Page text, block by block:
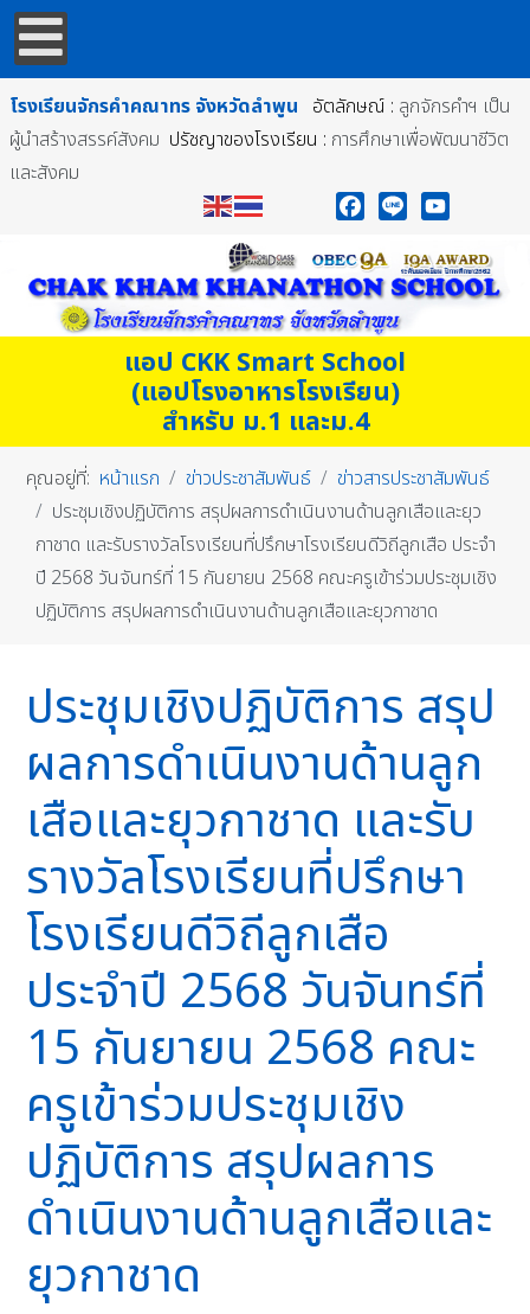
โรงเรียนจักรคำคณาทร จังหวัดลำพูน อัตลักษณ์ : ลูกจักรคำฯ เป็น
ผู้นำสร้างสรรค์สังคม ปรัชญาของโรงเรียน : การศึกษาเพื่อพัฒนาชีวิต
และสังคม
แอป CKK Smart School
(แอปโรงอาหารโรงเรียน)
สำหรับ ม.1 และม.4
คุณอยู่ที่: หน้าแรก ข่าวประชาสัมพันธ์
ข่าวสารประชาสัมพันธ์
ประชุมเชิงปฏิบัติการ สรุปผลการดำเนินงานด้านลูกเสือและยุว
กาชาด และรับรางวัลโรงเรียนที่ปรึกษาโรงเรียนดีวิถีลูกเสือ ประจำ
ปี 2568 วันจันทร์ที่ 15 กันยายน 2568 คณะครูเข้าร่วมประชุมเชิง
ปฏิบัติการ สรุปผลการดำเนินงานด้านลูกเสือและยุวกาชาด
ประชุมเชิงปฏิบัติการ สรุป
ผลการดำเนินงานด้านลูก
เสือและยุวกาชาด และรับ
รางวัลโรงเรียนที่ปรึกษา
โรงเรียนดีวิถีลูกเสือ
ประจำปี 2568 วันจันทร์ที่
15 กันยายน 2568 คณะ
ครูเข้าร่วมประชุมเชิง
ปฏิบัติการ สรุปผลการ
ดำเนินงานด้านลูกเสือและ
ยุวกาชาด